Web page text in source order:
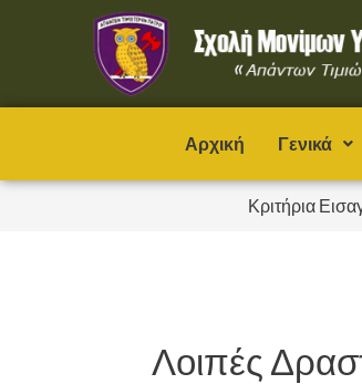
Αρχική Γενικά
Κριτήρια
Λοιπές